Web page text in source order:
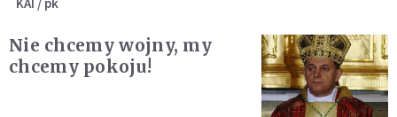
Nie chcemy wojny, my
chcemy pokoju!